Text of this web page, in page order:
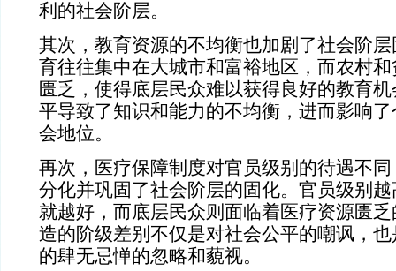
利的社会阶层。
其次，教育资源的不均衡也加剧了社会阶
育往往集中在大城市和富裕地区，而农村
匮乏，使得底层民众难以获得良好的教育
平导致了知识和能力的不均衡，进而影响
会地位。
再次，医疗保障制度对官员级别的待遇不
分化并巩固了社会阶层的固化。官员级别
就越好，而底层民众则面临着医疗资源匮
造的阶级差别不仅是对社会公平的嘲讽，
的肆无忌惮的忽略和藐视。